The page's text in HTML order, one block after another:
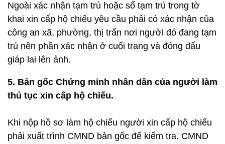
Ngoài xác nhận tạm trú hoặc sổ tạm trú trong tờ
khai xin cấp hộ chiếu yêu cầu phải có xác nhận của
công an xã, phường, thị trấn nơi người đó đang tạm
trú nên phần xác nhận ở cuối trang và đóng dấu
giáp lai lên ảnh.
5. Bản gốc Chứng minh nhân dân của người làm
thủ tục xin cấp hộ chiếu.
Khi nộp hồ sơ làm hộ chiếu người xin cấp hộ chiếu
phải xuất trình CMND bản gốc để kiểm tra. CMND